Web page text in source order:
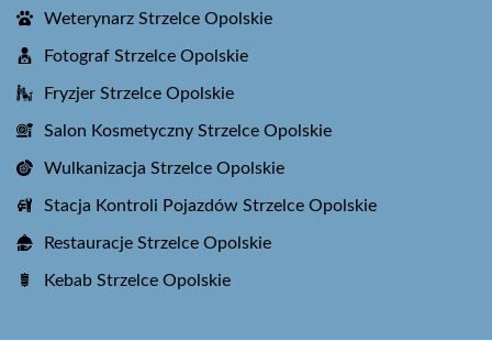
Weterynarz Strzelce Opolskie
Fotograf Strzelce Opolskie
Fryzjer Strzelce Opolskie
Salon Kosmetyczny Strzelce Opolskie
Wulkanizacja Strzelce Opolskie
Stacja Kontroli Pojazdów Strzelce Opolskie
Restauracje Strzelce Opolskie
Kebab Strzelce Opolskie